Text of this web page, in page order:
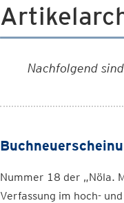
Nachfolgend
Nummer 18 der „Nöla.
Verfassung im hoch-